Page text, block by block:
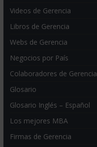
Videos de Gerencia
Libros de Gerencia
Webs de Gerencia
Negocios por País
Colaboradores de Gerencia
Glosario
Glosario Inglés – Español
Los mejores MBA
Firmas de Gerencia